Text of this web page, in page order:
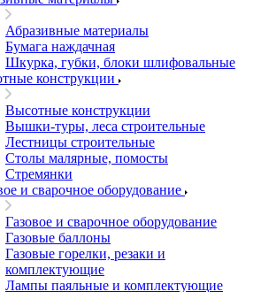
Абразивные материалы
Бумага наждачная
Шкурка, губки, блоки шлифовальные
конструкции
Высотные конструкции
Вышки-туры, леса строительные
Лестницы строительные
Столы малярные, помосты
Стремянки
и сварочное оборудование
Газовое и сварочное оборудование
Газовые баллоны
Газовые горелки, резаки и
комплектующие
Лампы паяльные и комплектующие